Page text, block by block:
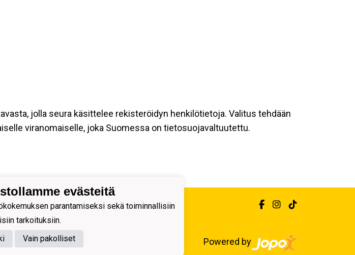
jolla seura käsittelee rekisteröidyn henkilötietoja. Valitus tehdään
viranomaiselle, joka Suomessa on tietosuojavaltuutettu.
Powered by
evästeitä
parantamiseksi sekä toiminnallisiin
tarkoituksiin.
Vain pakolliset